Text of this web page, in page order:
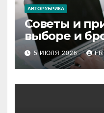
АВТОРУБРИКА
Советы и
выборе и
авиабилетов
5 ИЮЛЯ 2026